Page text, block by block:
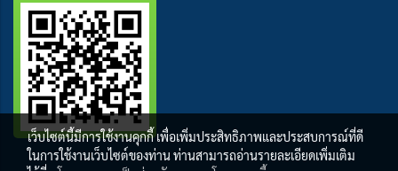
เว็บไซต์นี้มีการใช้งานคุกกี้ เพื่อเพิ่มประสิทธิภาพและประสบการณ์ที่ดี
ในการใช้งานเว็บไซต์ของท่าน ท่านสามารถอ่านรายละเอียดเพิ่มเติม